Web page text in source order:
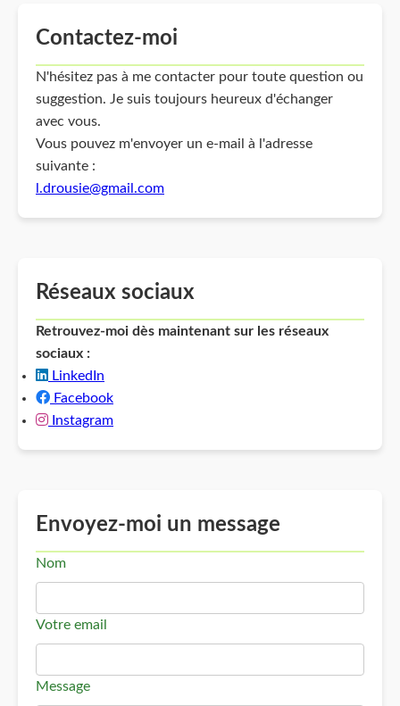
Contactez-moi
N'hésitez pas à me contacter pour toute question ou
suggestion. Je suis toujours heureux d'échanger
avec vous.
Vous pouvez m'envoyer un e-mail à l'adresse
suivante :
l.drousie@gmail.com
Réseaux sociaux
Retrouvez-moi dès maintenant sur les réseaux
sociaux :
LinkedIn
Facebook
Instagram
Envoyez-moi un message
Nom
Votre email
Message